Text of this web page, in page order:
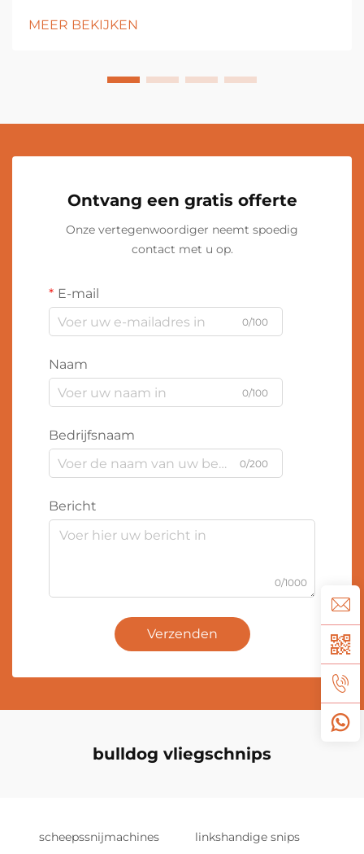
MEER BEKIJKEN
Ontvang een gratis offerte
Onze vertegenwoordiger neemt spoedig
contact met u op.
E-mail
0/100
Naam
0/100
Bedrijfsnaam
0/200
Bericht
0/1000
Verzenden
bulldog vliegschnips
scheepssnijmachines linkshandige snips